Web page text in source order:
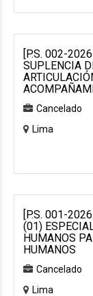
[P.S. 002-
SUPLENCIA
Cancelado
Lima
[P.S. 001-
(01)
HUMANOS
HUMANOS
Cancelado
Lima